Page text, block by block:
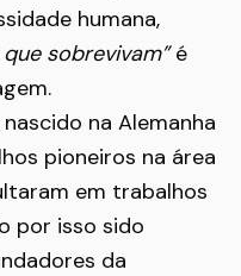
humana,
sobrevivam”é
na Alemanha
pioneiros na área
em trabalhos
por isso sido
da